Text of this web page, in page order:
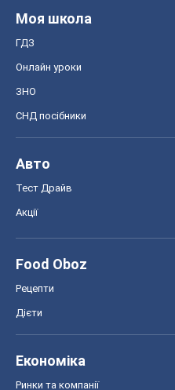
Моя школа
ГДЗ
Онлайн уроки
ЗНО
СНД посібники
Авто
Тест Драйв
Акції
Food Oboz
Рецепти
Дієти
Економіка
Ринки та компанії